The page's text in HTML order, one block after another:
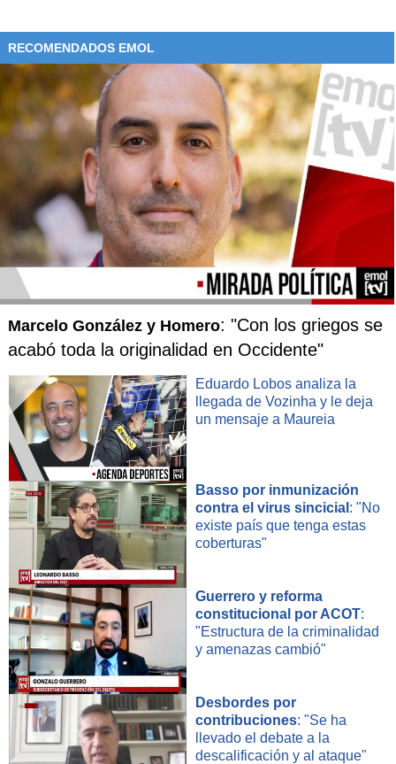
RECOMENDADOS EMOL
Marcelo González y Homero: "Con los griegos se
acabó toda la originalidad en Occidente"
Eduardo Lobos analiza la
llegada de Vozinha y le deja
un mensaje a Maureia
Basso por inmunización
contra el virus sincicial : "No
existe país que tenga estas
coberturas"
Guerrero y reforma
constitucional por ACOT:
"Estructura de la criminalidad
y amenazas cambió"
Desbordes por
contribuciones: "Se ha
llevado el debate a la
descalificación y al ataque"